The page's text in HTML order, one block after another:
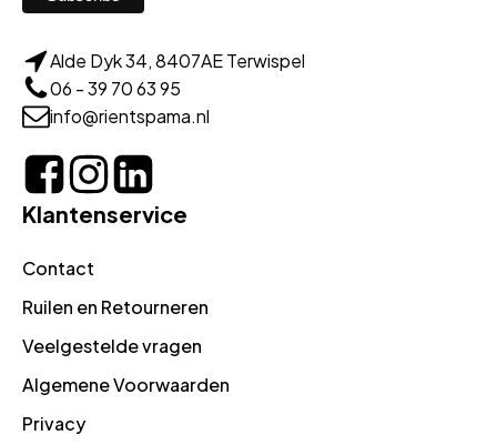
Alde Dyk 34, 8407AE Terwispel
06 - 39 70 63 95
info@rientspama.nl
Klantenservice
Contact
Ruilen en Retourneren
Veelgestelde vragen
Algemene Voorwaarden
Privacy